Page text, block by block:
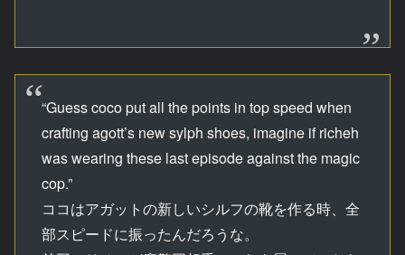
“Guess coco put all the points in top speed when
crafting agott’s new sylph shoes, imagine if richeh
was wearing these last episode against the magic
cop.”
ココはアガットの新しいシルフの靴を作る時、全
部スピードに振ったんだろうな。